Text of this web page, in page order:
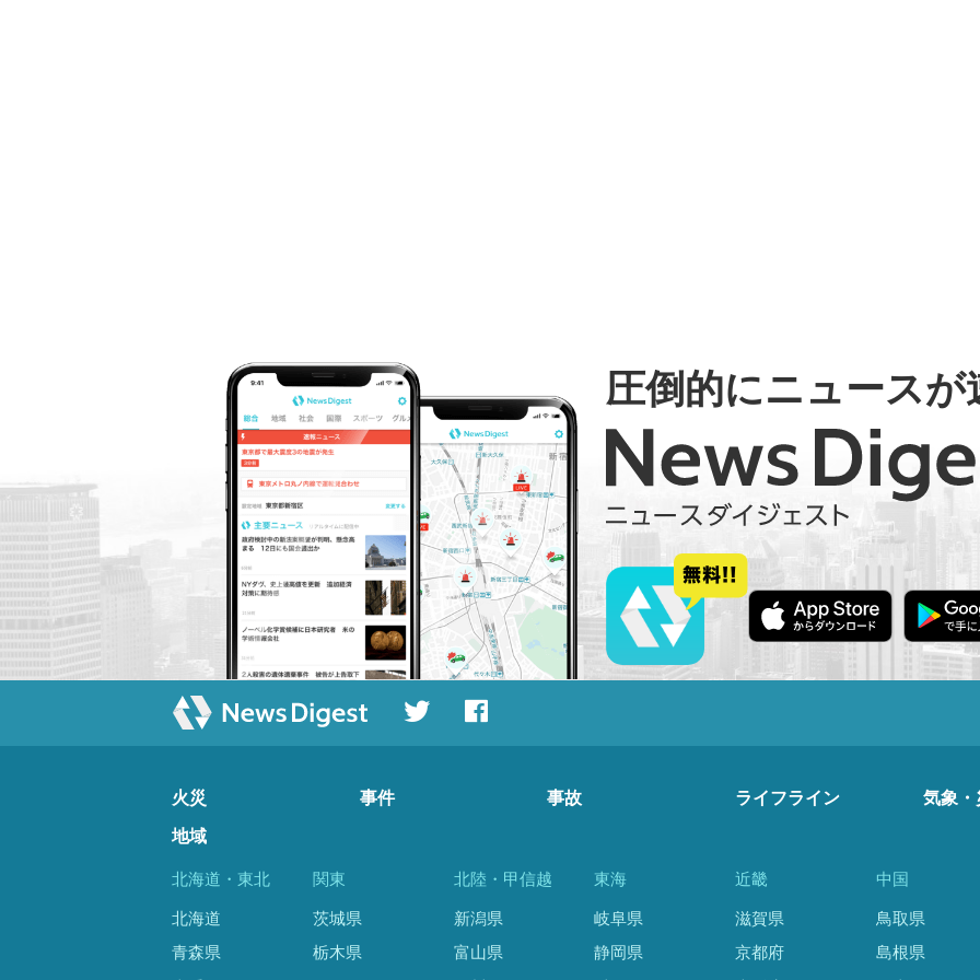
圧倒的にニュースが
火災 事件 事故 ライフライン 気象・
地域
北海道・東北
北海道
青森県
関東
茨城県
栃木県
北陸・甲信越
新潟県
富山県
東海
岐阜県
静岡県
近畿
滋賀県
京都府
中国
鳥取県
島根県